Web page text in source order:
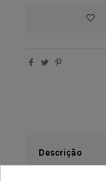
Descrição